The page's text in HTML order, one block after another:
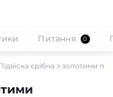
срібна з золотими
Питання 0